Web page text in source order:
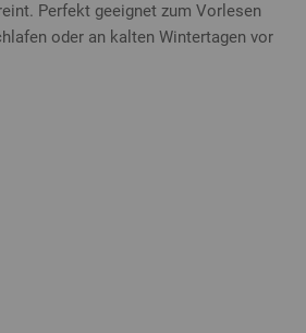
Perfekt geeignet zum Vorlesen
oder an kalten Wintertagen vor